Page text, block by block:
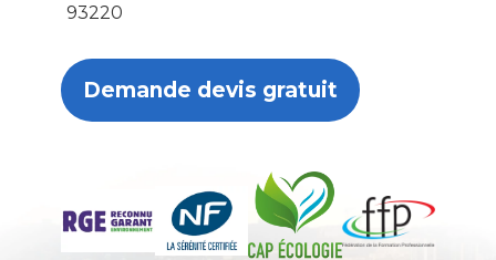
93220
Demande devis gratuit